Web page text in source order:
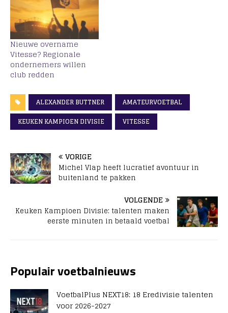
Nieuwe overname
Vitesse? Regionale
ondernemers willen
club redden
ALEXANDER BUTTNER
AMATEURVOETBAL
KEUKEN KAMPIOEN DIVISIE
VITESSE
VORIGE
Michel Vlap heeft lucratief avontuur in
buitenland te pakken
VOLGENDE
Keuken Kampioen Divisie: talenten maken
eerste minuten in betaald voetbal
Populair voetbalnieuws
VoetbalPlus NEXT18: 18 Eredivisie talenten
voor 2026-2027